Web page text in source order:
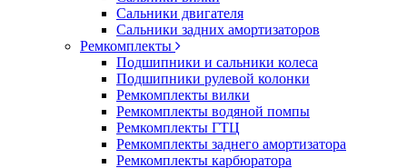
Сальники двигателя
Сальники задних амортизаторов
Ремкомплекты
Подшипники и сальники колеса
Подшипники рулевой колонки
Ремкомплекты вилки
Ремкомплекты водяной помпы
Ремкомплекты ГТЦ
Ремкомплекты заднего амортизатора
Ремкомплекты карбюратора